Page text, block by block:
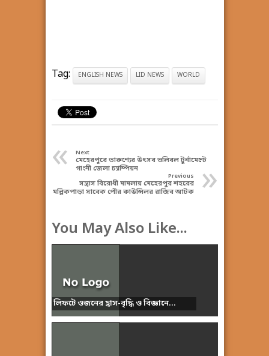
Tag: ENGLISH NEWS LID NEWS WORLD
« Next
মেহেরপুরে তারুণ্যের উৎসব ভলিবল টুর্নামেন্টে
গাংনী জেলা চ্যাম্পিয়ন
»
Previous
সন্ত্রাস বিরোধী মামলায় মেহেরপুর শহরের
মল্লিকপাড়া সাবেক পৌর কাউন্সিলর রাজিব আটক
You May Also Like...
লিফটে ওজনের হ্রাস-বৃদ্ধি ও বিজ্ঞানে...